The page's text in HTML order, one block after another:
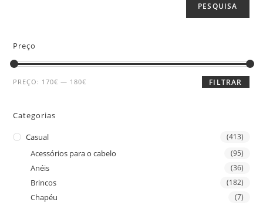
PESQUISA
Preço
FILTRAR
PREÇO: 170€ — 180€
Categorias
Casual (413)
Acessórios para o cabelo (95)
Anéis (36)
Brincos (182)
Chapéu (7)